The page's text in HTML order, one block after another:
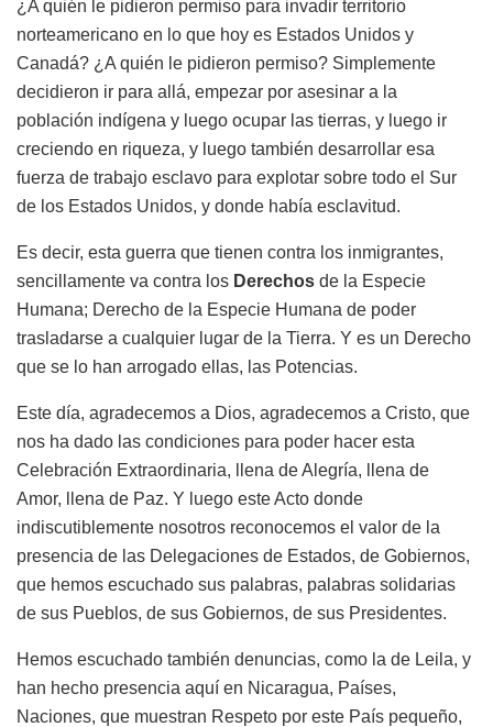
¿A quién le pidieron permiso para invadir territorio
norteamericano en lo que hoy es Estados Unidos y
Canadá? ¿A quién le pidieron permiso? Simplemente
decidieron ir para allá, empezar por asesinar a la
población indígena y luego ocupar las tierras, y luego ir
creciendo en riqueza, y luego también desarrollar esa
fuerza de trabajo esclavo para explotar sobre todo el Sur
de los Estados Unidos, y donde había esclavitud.
Es decir, esta guerra que tienen contra los inmigrantes,
sencillamente va contra los Derechos de la Especie
Humana; Derecho de la Especie Humana de poder
trasladarse a cualquier lugar de la Tierra. Y es un Derecho
que se lo han arrogado ellas, las Potencias.
Este día, agradecemos a Dios, agradecemos a Cristo, que
nos ha dado las condiciones para poder hacer esta
Celebración Extraordinaria, llena de Alegría, llena de
Amor, llena de Paz. Y luego este Acto donde
indiscutiblemente nosotros reconocemos el valor de la
presencia de las Delegaciones de Estados, de Gobiernos,
que hemos escuchado sus palabras, palabras solidarias
de sus Pueblos, de sus Gobiernos, de sus Presidentes.
Hemos escuchado también denuncias, como la de Leila, y
han hecho presencia aquí en Nicaragua, Países,
Naciones, que muestran Respeto por este País pequeño,